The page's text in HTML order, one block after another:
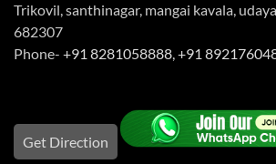
Trikovil, santhinagar, mangai kavala,
682307
Phone- +91 8281058888,+91
Get Direction